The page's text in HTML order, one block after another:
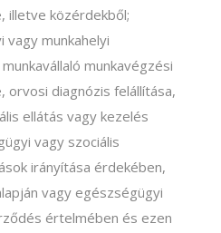
közérdekből;
vagy munkahelyi
munkavégzési
orvosi diagnózis felállítása,
ellátás vagy kezelés
vagy szociális
irányítása érdekében,
vagy egészségügyi
értelmében és ezen